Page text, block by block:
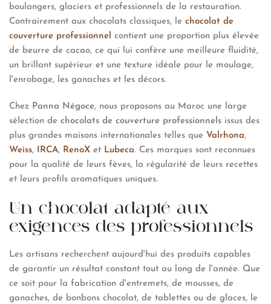
boulangers, glaciers et professionnels de la restauration.
Contrairement aux chocolats classiques, le chocolat de
couverture professionnel contient une proportion plus élevée
de beurre de cacao, ce qui lui confère une meilleure fluidité,
un brillant supérieur et une texture idéale pour le moulage,
l'enrobage, les ganaches et les décors.
Chez Panna Négoce, nous proposons au Maroc une large
sélection de chocolats de couverture professionnels issus des
plus grandes maisons internationales telles que Valrhona,
Weiss, IRCA, RenoX et Lubeca. Ces marques sont reconnues
pour la qualité de leurs fèves, la régularité de leurs recettes
et leurs profils aromatiques uniques.
Un chocolat adapté aux
exigences des professionnels
Les artisans recherchent aujourd'hui des produits capables
de garantir un résultat constant tout au long de l'année. Que
ce soit pour la fabrication d'entremets, de mousses, de
ganaches, de bonbons chocolat, de tablettes ou de glaces, le